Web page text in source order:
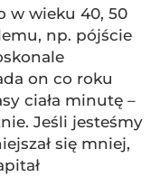
w wieku 40, 50
np. pójście
on co roku
ciała minutę –
Jeśli jesteśmy
się mniej,